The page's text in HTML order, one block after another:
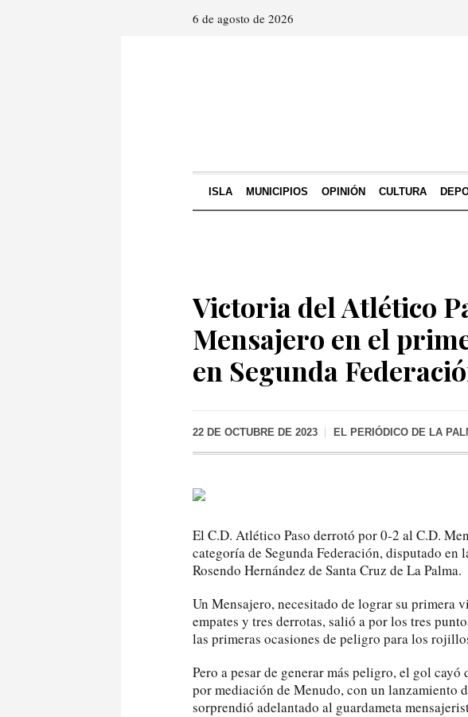
6 de agosto de 2026
ISLA MUNICIPIOS OPINIÓN CULTURA
Victoria del Atlético
Mensajero en el
en Segunda
22 DE OCTUBRE DE 2023 EL PERIÓDICO DE LA
El C.D. Atlético Paso derrotó por 0-2 al C.D.
categoría de Segunda Federación, disputado en
Rosendo Hernández de Santa Cruz de La Palma.
Un Mensajero, necesitado de lograr su primera
empates y tres derrotas, salió a por los tres
las primeras ocasiones de peligro para los
Pero a pesar de generar más peligro, el gol
por mediación de Menudo, con un lanzamiento
sorprendió adelantado al guardameta